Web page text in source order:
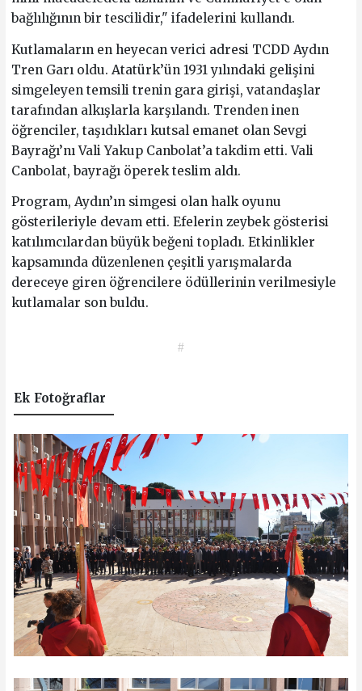
bağlılığının bir tescilidir," ifadelerini kullandı.
Kutlamaların en heyecan verici adresi TCDD Aydın
Tren Garı oldu. Atatürk’ün 1931 yılındaki gelişini
simgeleyen temsili trenin gara girişi, vatandaşlar
tarafından alkışlarla karşılandı. Trenden inen
öğrenciler, taşıdıkları kutsal emanet olan Sevgi
Bayrağı’nı Vali Yakup Canbolat’a takdim etti. Vali
Canbolat, bayrağı öperek teslim aldı.
Program, Aydın’ın simgesi olan halk oyunu
gösterileriyle devam etti. Efelerin zeybek gösterisi
katılımcılardan büyük beğeni topladı. Etkinlikler
kapsamında düzenlenen çeşitli yarışmalarda
dereceye giren öğrencilere ödüllerinin verilmesiyle
kutlamalar son buldu.
#
Ek Fotoğraflar